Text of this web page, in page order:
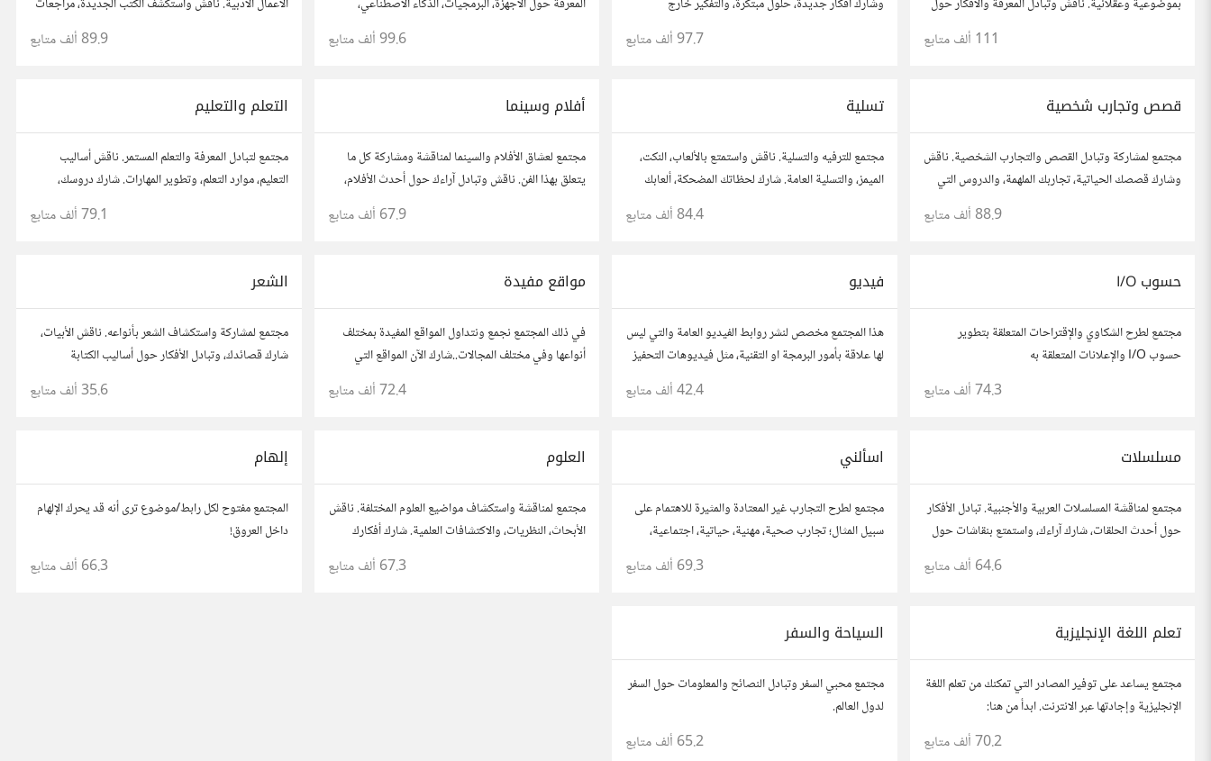
بموضوعية وعقلانية. ناقش وتبادل المعرفة والأفكار حول
111 ألف متابع
وشارك أفكار جديدة، حلول مبتكرة، والتفكير خارج
الصندوق. شارك بمقترحاتك وأسئلتك، وتواصل مع مفكرين
97.7 ألف متابع
المعرفة حول الأجهزة، البرمجيات، الذكاء الاصطناعي،
والأمن السيبراني. شارك أفكارك، نصائحك، وأسئلتك،
99.6 ألف متابع
الأعمال الأدبية. ناقش واستكشف الكتب الجديدة، مراجعات
الروايات، ومشاركة توصيات القراءة. شارك أفكارك،
نصائحك، وأسئلتك، وتواصل مع قراء آخرين.89.9 ألف متابع
قصص وتجارب شخصية
مجتمع لمشاركة وتبادل القصص والتجارب الشخصية. ناقش
وشارك قصصك الحياتية، تجاربك الملهمة، والدروس التي
تعلمتها. شارك تجاربك مع الآخرين، واستفد من قصصهم
88.9 ألف متابع
تسلية
مجتمع للترفيه والتسلية. ناقش واستمتع بالألعاب، النكت،
الميمز، والتسلية العامة. شارك لحظاتك المضحكة، ألعابك
المفضلة، وتفاعل مع أعضاء آخرين يبحثون عن المتعة
84.4 ألف متابع
أفلام وسينما
مجتمع لعشاق الأفلام والسينما لمناقشة ومشاركة كل ما
يتعلق بهذا الفن. ناقش وتبادل آراءك حول أحدث الأفلام،
المراجعات، والتوصيات. شارك تحليلاتك، قصصك، واستمتع
بنقاشات حول الأفلام والمخرجين والسيناريوهات.
67.9 ألف متابع
التعلم والتعليم
مجتمع لتبادل المعرفة والتعلم المستمر. ناقش أساليب
التعليم، موارد التعلم، وتطوير المهارات. شارك دروسك،
نصائحك، وأسئلتك، وتواصل مع معلمين وطلاب يسعون
79.1 ألف متابع
حسوب I/O
مجتمع لطرح الشكاوي والإقتراحات المتعلقة بتطوير
حسوب I/O والإعلانات المتعلقة به
74.3 ألف متابع
فيديو
هذا المجتمع مخصص لنشر روابط الفيديو العامة والتي ليس
لها علاقة بأمور البرمجة او التقنية، مثل فيديوهات التحفيز
42.4 ألف متابع
مواقع مفيدة
في ذلك المجتمع نجمع ونتداول المواقع المفيدة بمختلف
أنواعها وفي مختلف المجالات..شارك الآن المواقع التي
أعجبتك أو ترى أنها مفيدة :) رجاء شارك رابط مباشر
72.4 ألف متابع
الشعر
مجتمع لمشاركة واستكشاف الشعر بأنواعه. ناقش الأبيات،
شارك قصائدك، وتبادل الأفكار حول أساليب الكتابة
والشعراء المفضلين. انضم لنتبادل جمال الكلمات والإلهام
35.6 ألف متابع
مسلسلات
مجتمع لمناقشة المسلسلات العربية والأجنبية. تبادل الأفكار
حول أحدث الحلقات، شارك آراءك، واستمتع بنقاشات حول
64.6 ألف متابع
اسألني
مجتمع لطرح التجارب غير المعتادة والمثيرة للاهتمام على
سبيل المثال؛ تجارب صحية، مهنية، حياتية، اجتماعية،
69.3 ألف متابع
العلوم
مجتمع لمناقشة واستكشاف مواضيع العلوم المختلفة. ناقش
الأبحاث، النظريات، والاكتشافات العلمية. شارك أفكارك
وأسئلتك، وتواصل مع مهتمين وعلماء في مختلف
67.3 ألف متابع
إلهام
المجتمع مفتوح لكل رابط/موضوع ترى أنه قد يحرك الإلهام
داخل العروق!
66.3 ألف متابع
تعلم اللغة الإنجليزية
مجتمع يساعد على توفير المصادر التي تمكنك من تعلم اللغة
الإنجليزية وإجادتها عبر الانترنت. ابدأ من هنا:
https://io.hsoub.com/go/53915
70.2 ألف متابع
السياحة والسفر
مجتمع محبي السفر وتبادل النصائح والمعلومات حول السفر
لدول العالم.
65.2 ألف متابع